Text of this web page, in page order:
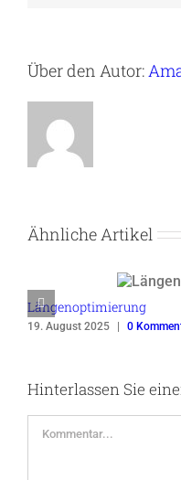
Über den Autor:
Ähnliche Artikel
Längenoptimierung
19. August 2025 0
Hinterlassen Sie
Kommentar